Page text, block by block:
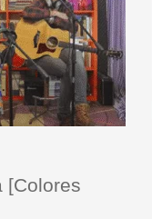
[Colores